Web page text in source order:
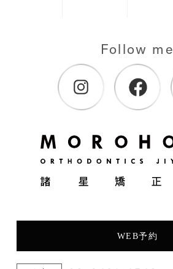
Follow me
WEB予約